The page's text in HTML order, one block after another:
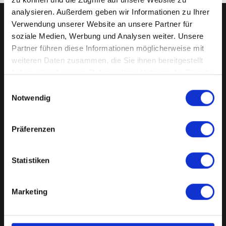
analysieren. Außerdem geben wir Informationen zu Ihrer
Verwendung unserer Website an unsere Partner für
soziale Medien, Werbung und Analysen weiter. Unsere
Partner führen diese Informationen möglicherweise mit
weiteren Daten zusammen, die Sie ihnen bereitgestellt
haben oder die sie im Rahmen Ihrer Nutzung der Dienste
Notwendig
Präferenzen
Statistiken
Marketing
DUMP & CHASE ist das Eishockey-
Geschichten erzählt, die nicht im
Spielbericht stehen. Jetzt im Handel
undhier im Shop
. Und mit unserem
immer up-to-date.